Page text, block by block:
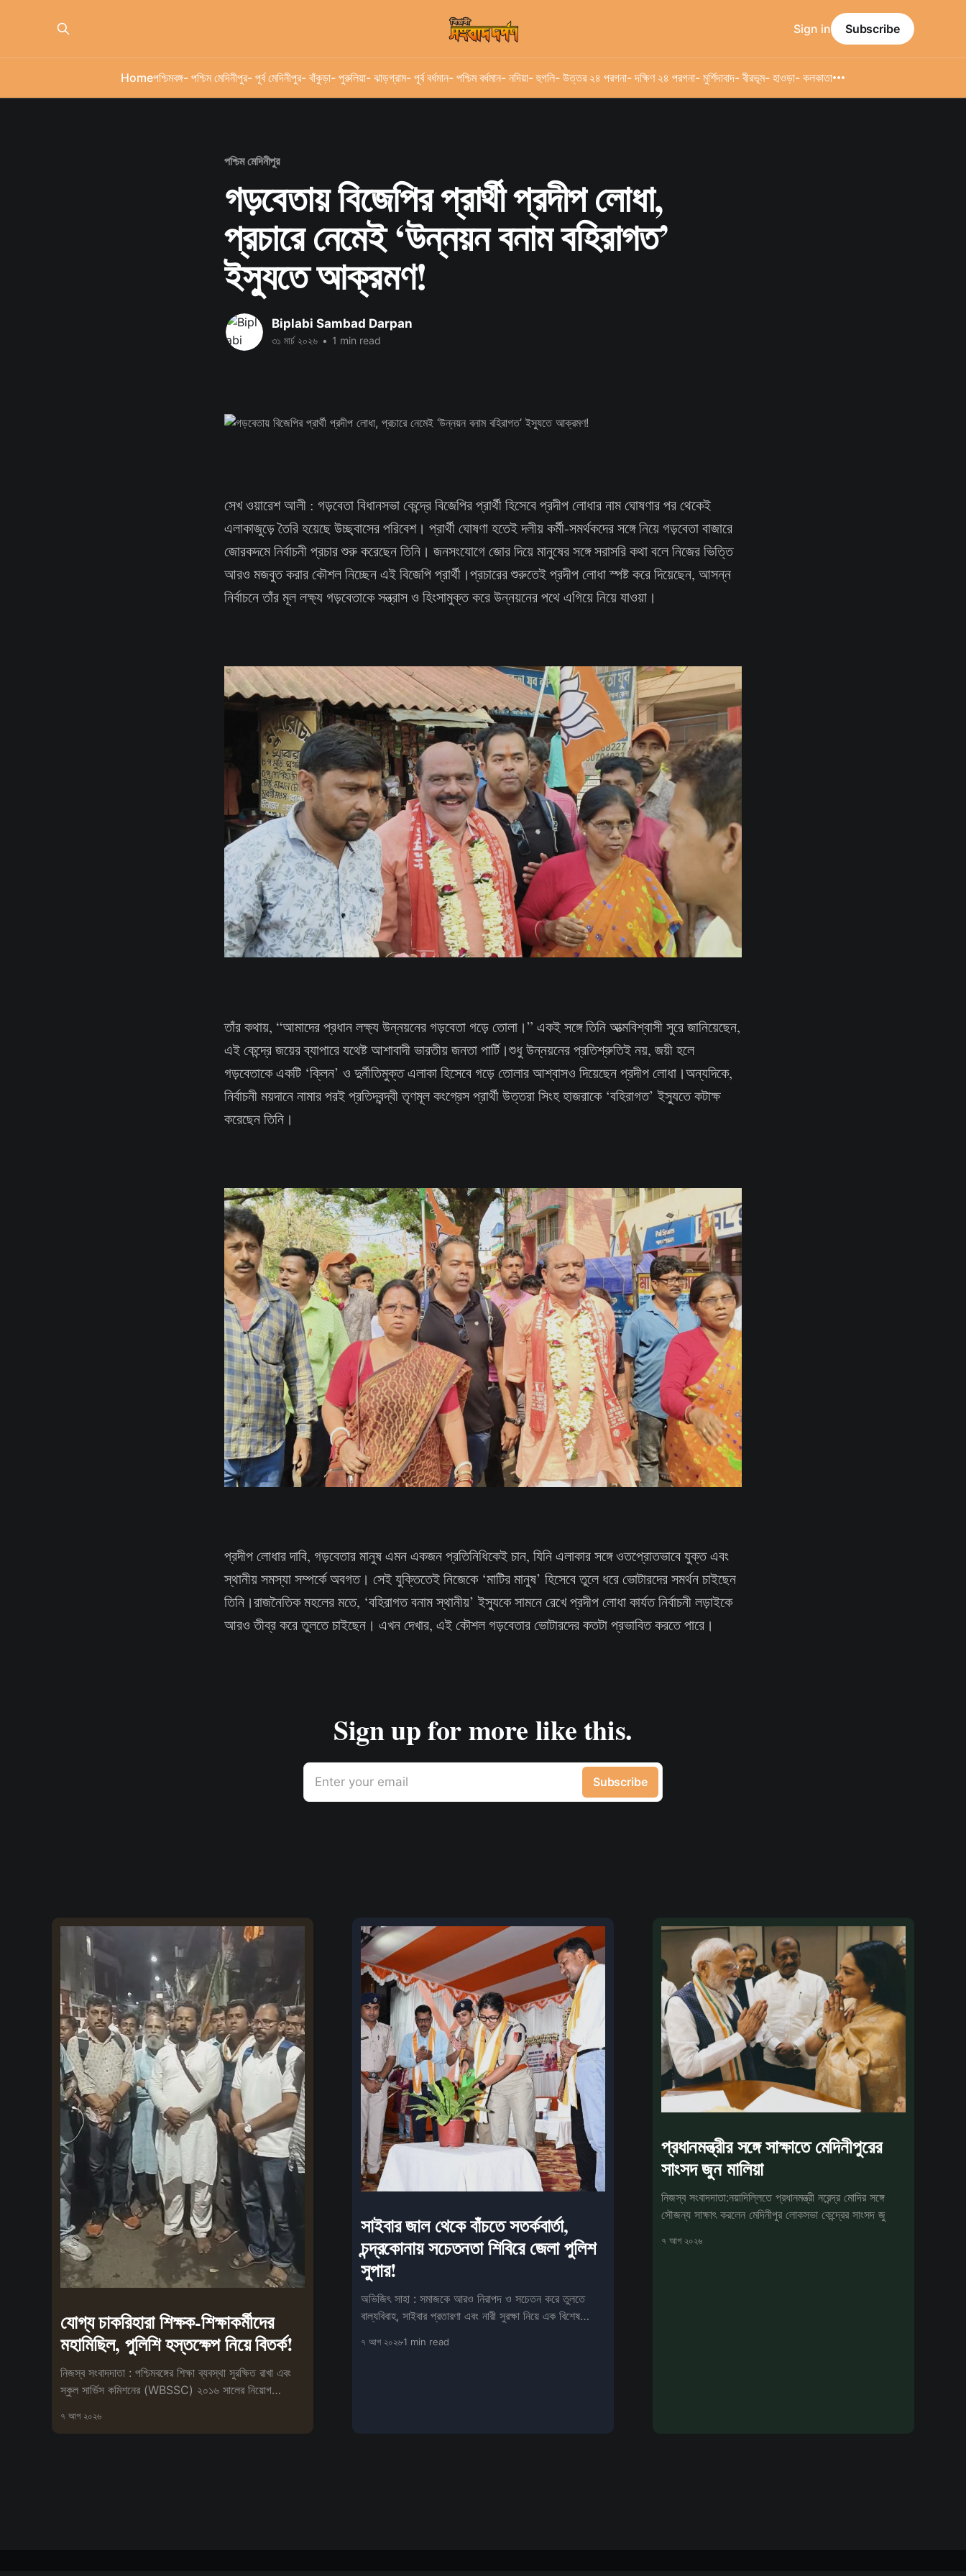
Homeপশ্চিমবঙ্গ- পশ্চিম মেদিনীপুর- পূর্ব মেদিনীপুর- বাঁকুড়া- পুরুলিয়া- ঝাড়গ্রাম- পূর্ব বর্ধমান- পশ্চিম বর্ধমান- নদিয়া- হুগলি- উত্তর ২৪ পরগনা- দক্ষিণ ২৪ পরগনা- মুর্শিদাবাদ- বীরভূম- হাওড়া- কলকাতা
Sign in Subscribe
পশ্চিম মেদিনীপুর
গড়বেতায় বিজেপির প্রার্থী প্রদীপ লোধা,
প্রচারে নেমেই ‘উন্নয়ন বনাম বহিরাগত’
ইস্যুতে আক্রমণ!
Biplabi Sambad Darpan
৩১ মার্চ ২০২৬ • 1 min read
সেখ ওয়ারেশ আলী : গড়বেতা বিধানসভা কেন্দ্রে বিজেপির প্রার্থী হিসেবে প্রদীপ লোধার নাম ঘোষণার পর থেকেই
এলাকাজুড়ে তৈরি হয়েছে উচ্ছ্বাসের পরিবেশ। প্রার্থী ঘোষণা হতেই দলীয় কর্মী-সমর্থকদের সঙ্গে নিয়ে গড়বেতা বাজারে
জোরকদমে নির্বাচনী প্রচার শুরু করেছেন তিনি। জনসংযোগে জোর দিয়ে মানুষের সঙ্গে সরাসরি কথা বলে নিজের ভিত্তি
আরও মজবুত করার কৌশল নিচ্ছেন এই বিজেপি প্রার্থী।প্রচারের শুরুতেই প্রদীপ লোধা স্পষ্ট করে দিয়েছেন, আসন্ন
নির্বাচনে তাঁর মূল লক্ষ্য গড়বেতাকে সন্ত্রাস ও হিংসামুক্ত করে উন্নয়নের পথে এগিয়ে নিয়ে যাওয়া।
তাঁর কথায়, “আমাদের প্রধান লক্ষ্য উন্নয়নের গড়বেতা গড়ে তোলা।” একই সঙ্গে তিনি আত্মবিশ্বাসী সুরে জানিয়েছেন,
এই কেন্দ্রে জয়ের ব্যাপারে যথেষ্ট আশাবাদী ভারতীয় জনতা পার্টি।শুধু উন্নয়নের প্রতিশ্রুতিই নয়, জয়ী হলে
গড়বেতাকে একটি ‘ক্লিন’ ও দুর্নীতিমুক্ত এলাকা হিসেবে গড়ে তোলার আশ্বাসও দিয়েছেন প্রদীপ লোধা।অন্যদিকে,
নির্বাচনী ময়দানে নামার পরই প্রতিদ্বন্দ্বী তৃণমূল কংগ্রেস প্রার্থী উত্তরা সিংহ হাজরাকে ‘বহিরাগত’ ইস্যুতে কটাক্ষ
করেছেন তিনি।
প্রদীপ লোধার দাবি, গড়বেতার মানুষ এমন একজন প্রতিনিধিকেই চান, যিনি এলাকার সঙ্গে ওতপ্রোতভাবে যুক্ত এবং
স্থানীয় সমস্যা সম্পর্কে অবগত। সেই যুক্তিতেই নিজেকে ‘মাটির মানুষ’ হিসেবে তুলে ধরে ভোটারদের সমর্থন চাইছেন
তিনি।রাজনৈতিক মহলের মতে, ‘বহিরাগত বনাম স্থানীয়’ ইস্যুকে সামনে রেখে প্রদীপ লোধা কার্যত নির্বাচনী লড়াইকে
আরও তীব্র করে তুলতে চাইছেন। এখন দেখার, এই কৌশল গড়বেতার ভোটারদের কতটা প্রভাবিত করতে পারে।
Sign up for more like this.
Enter your email Subscribe
যোগ্য চাকরিহারা শিক্ষক-শিক্ষাকর্মীদের
মহামিছিল, পুলিশি হস্তক্ষেপ নিয়ে বিতর্ক!
নিজস্ব সংবাদদাতা : পশ্চিমবঙ্গের শিক্ষা ব্যবস্থা সুরক্ষিত রাখা এবং
স্কুল সার্ভিস কমিশনের (WBSSC) ২০১৬ সালের নিয়োগ
৭ আগ ২০২৬
সাইবার জাল থেকে বাঁচতে সতর্কবার্তা,
চন্দ্রকোনায় সচেতনতা শিবিরে জেলা পুলিশ
সুপার!
অভিজিৎ সাহা : সমাজকে আরও নিরাপদ ও সচেতন করে তুলতে
বাল্যবিবাহ, সাইবার প্রতারণা এবং নারী সুরক্ষা নিয়ে এক বিশেষ
৭ আগ ২০২৬1 min read
প্রধানমন্ত্রীর সঙ্গে সাক্ষাতে মেদিনীপুরের
সাংসদ জুন মালিয়া
নিজস্ব সংবাদদাতা:নয়াদিল্লিতে প্রধানমন্ত্রী নরেন্দ্র মোদির সঙ্গে
সৌজন্য সাক্ষাৎ করলেন মেদিনীপুর লোকসভা কেন্দ্রের সাংসদ জু
৭ আগ ২০২৬